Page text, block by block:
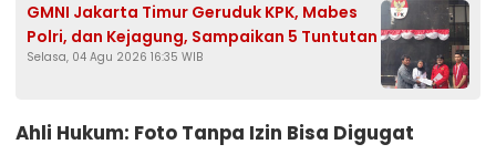
GMNI Jakarta Timur Geruduk KPK, Mabes
Polri, dan Kejagung, Sampaikan 5 Tuntutan
Selasa, 04 Agu 2026 16:35 WIB
Ahli Hukum: Foto Tanpa Izin Bisa Digugat